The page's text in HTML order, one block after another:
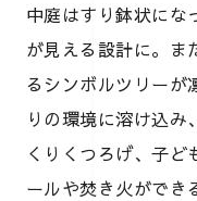
中庭はすり鉢状にな
が見える設計に。ま
るシンボルツリーが
りの環境に溶け込み
くりくつろげ、子
ールや焚き火ができ